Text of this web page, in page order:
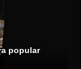
popular